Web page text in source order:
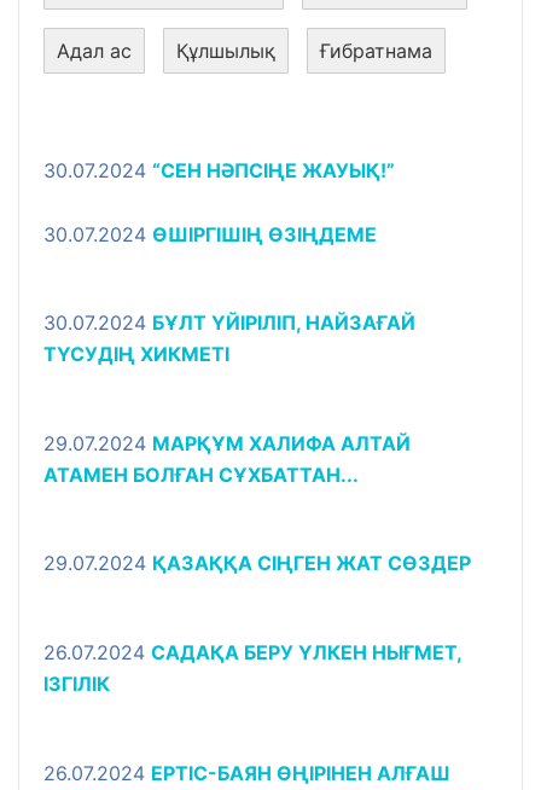
Адал ас Құлшылық Ғибратнама
30.07.2024 “СЕН НӘПСІҢЕ ЖАУЫҚ!”
30.07.2024 ӨШІРГІШІҢ ӨЗІҢДЕМЕ
30.07.2024 БҰЛТ ҮЙІРІЛІП, НАЙЗАҒАЙ
ТҮСУДІҢ ХИКМЕТІ
29.07.2024 МАРҚҰМ ХАЛИФА АЛТАЙ
АТАМЕН БОЛҒАН СҰХБАТТАН...
29.07.2024 ҚАЗАҚҚА СІҢГЕН ЖАТ СӨЗДЕР
26.07.2024 САДАҚА БЕРУ ҮЛКЕН НЫҒМЕТ,
ІЗГІЛІК
26.07.2024 ЕРТІС-БАЯН ӨҢІРІНЕН АЛҒАШ